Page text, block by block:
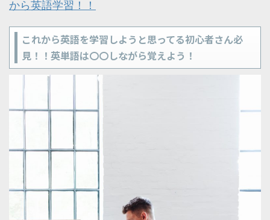
から英語学習！！
これから英語を学習しようと思ってる初心者さん必
見！！英単語は〇〇しながら覚えよう！